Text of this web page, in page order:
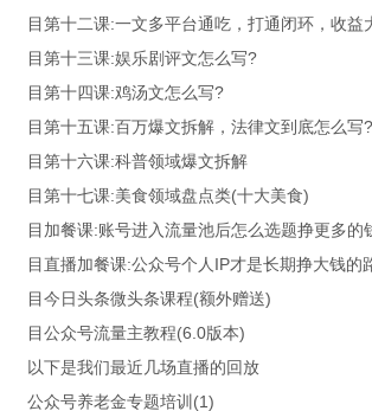
目第十二课:一文多平台通吃，打通闭环，收益
目第十三课:娱乐剧评文怎么写?
目第十四课:鸡汤文怎么写?
目第十五课:百万爆文拆解，法律文到底怎么写
目第十六课:科普领域爆文拆解
目第十七课:美食领域盘点类(十大美食)
目加餐课:账号进入流量池后怎么选题挣更多的
目直播加餐课:公众号个人IP才是长期挣大钱的
目今日头条微头条课程(额外赠送)
目公众号流量主教程(6.0版本)
以下是我们最近几场直播的回放
公众号养老金专题培训(1)